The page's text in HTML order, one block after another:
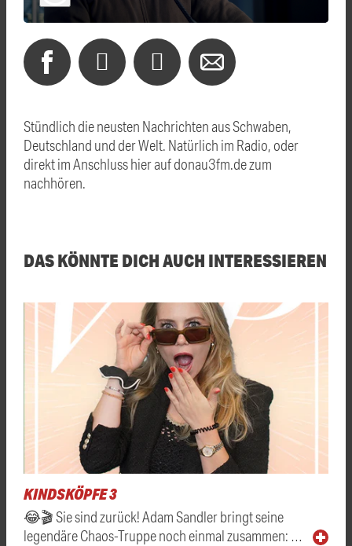
Stündlich die neusten Nachrichten aus Schwaben,
Deutschland und der Welt. Natürlich im Radio, oder
direkt im Anschluss hier auf donau3fm.de zum
nachhören.
DAS KÖNNTE DICH AUCH INTERESSIEREN
KINDSKÖPFE 3
😂🎬 Sie sind zurück! Adam Sandler bringt seine
legendäre Chaos-Truppe noch einmal zusammen: …